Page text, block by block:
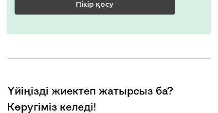
Пікір қосу
Үйіңізді жиектеп жатырсыз ба?
Көругіміз келеді!